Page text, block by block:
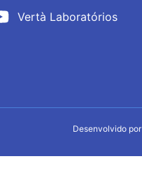
Vertà Laboratórios
Desenvolvido por